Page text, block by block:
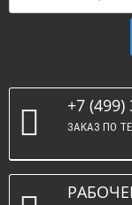
+7 (499)
ЗАКАЗ ПО